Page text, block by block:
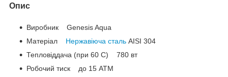
Опис
Виробник Genesis Aqua
Матеріал Нержавіюча сталь AISI 304
Тепловіддача (при 60 С) 780 вт
Робочий тиск до 15 АТМ